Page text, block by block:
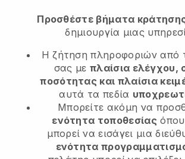
Προσθέστε βήματα
δημιουργία μιας
Η ζήτηση πληροφοριών από
σας με πλαίσια ελέγχου,
ποσότητας και πλαίσια
αυτά τα πεδία
Μπορείτε ακόμη να
ενότητα τοποθεσίας
μπορεί να εισάγει μια
ενότητα